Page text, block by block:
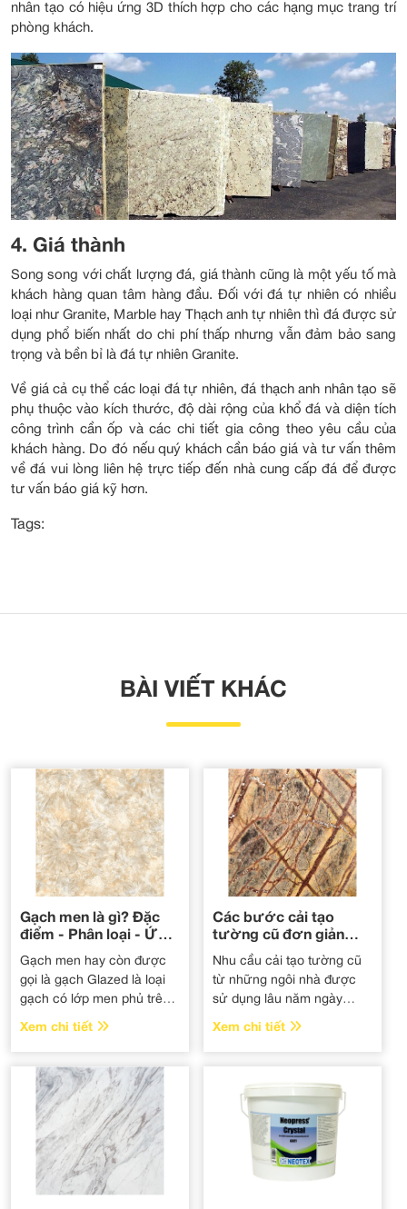
nhân tạo có hiệu ứng 3D thích hợp cho các hạng mục trang trí
phòng khách.
4. Giá thành
Song song với chất lượng đá, giá thành cũng là một yếu tố mà
khách hàng quan tâm hàng đầu. Đối với đá tự nhiên có nhiều
loại như Granite, Marble hay Thạch anh tự nhiên thì đá được sử
dụng phổ biến nhất do chi phí thấp nhưng vẫn đảm bảo sang
trọng và bền bỉ là đá tự nhiên Granite.
Về giá cả cụ thể các loại đá tự nhiên, đá thạch anh nhân tạo sẽ
phụ thuộc vào kích thước, độ dài rộng của khổ đá và diện tích
công trình cần ốp và các chi tiết gia công theo yêu cầu của
khách hàng. Do đó nếu quý khách cần báo giá và tư vấn thêm
về đá vui lòng liên hệ trực tiếp đến nhà cung cấp đá để được
tư vấn báo giá kỹ hơn.
Tags:
BÀI VIẾT KHÁC
Gạch men là gì? Đặc
điểm - Phân loại - Ứng
dụng của gạch men
Gạch men hay còn được
gọi là gạch Glazed là loại
gạch có lớp men phủ trên
bề mặt và phần xương của
nhau có thể kể tới đất sét,
cao lanh, thạch cao kết
hợp với các chất phụ gia
để mang đến sản phẩm đa
dạng cho người sử dụng.
Xem chi tiết
Các bước cải tạo
tường cũ đơn giản
nhanh chóng
Nhu cầu cải tạo tường cũ
từ những ngôi nhà được
sử dụng lâu năm ngày
càng tăng. Các bức tường
bảo được sự an toàn và
mất thẩm mỹ.
Xem chi tiết